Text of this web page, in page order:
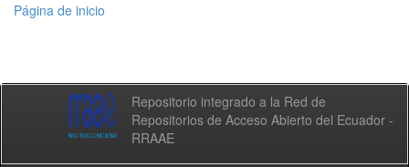
Página de inicio
Repositorio integrado a la Red de
Repositorios de Acceso Abierto del Ecuador -
RRAAE